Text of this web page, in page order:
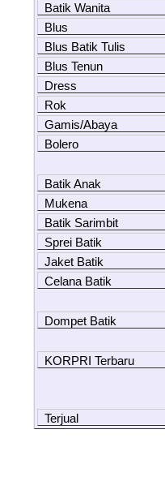
Batik Wanita
Blus
Blus Batik Tulis
Blus Tenun
Dress
Rok
Gamis/Abaya
Bolero
Batik Anak
Mukena
Batik Sarimbit
Sprei Batik
Jaket Batik
Celana Batik
Dompet Batik
KORPRI Terbaru
Terjual